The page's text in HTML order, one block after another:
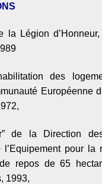
la Légion
des
Européenne
de la Direction
l’Equipement pour la
repos de 65
1993,